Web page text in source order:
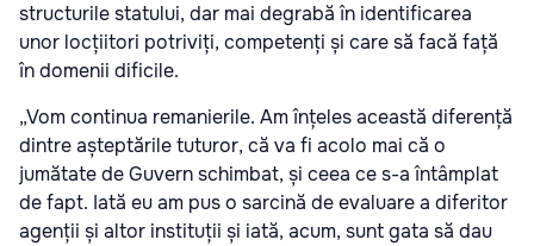
structurile statului, dar mai degrabă în identificarea
unor locțiitori potriviți, competenți și care să facă față
în domenii dificile.
„Vom continua remanierile. Am înțeles această diferență
dintre așteptările tuturor, că va fi acolo mai că o
jumătate de Guvern schimbat, și ceea ce s-a întâmplat
de fapt. Iată eu am pus o sarcină de evaluare a diferitor
agenții și altor instituții și iată, acum, sunt gata să dau